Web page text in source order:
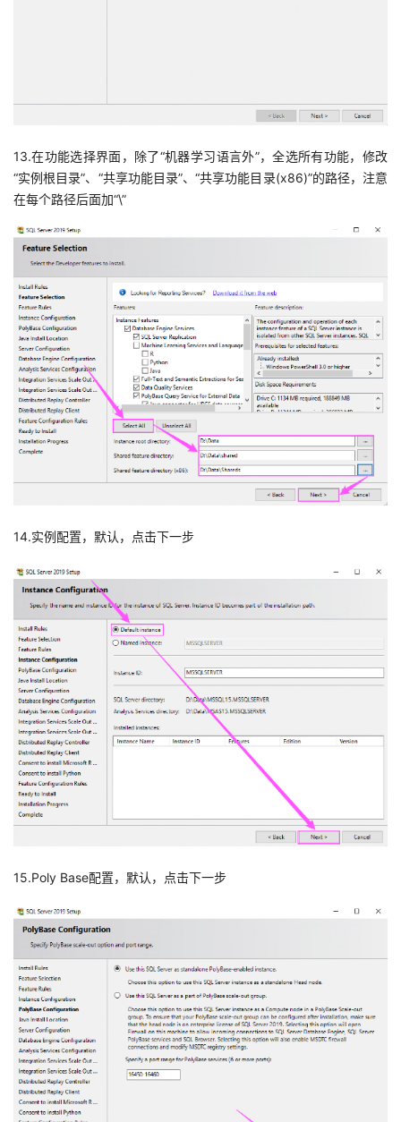
13.在功能选择界面，除了“机器学习语言外”，全选所有功能，修改
“实例根目录”、“共享功能目录”、“共享功能目录(x86)”的路径，注意
在每个路径后面加“\”
14.实例配置，默认，点击下一步
15.Poly Base配置，默认，点击下一步